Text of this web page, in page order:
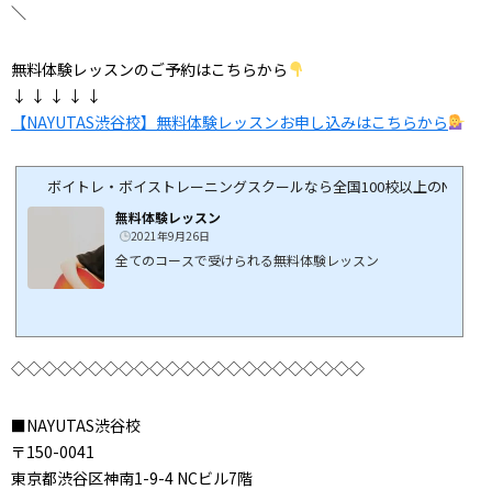
＼
無料体験レッスンのご予約はこちらから
↓ ↓ ↓ ↓ ↓
【NAYUTAS渋谷校】無料体験レッスンお申し込みはこちらから
ボイトレ・ボイストレーニングスクールなら全国100校以上の
無料体験レッスン
2021年9月26日
全てのコースで受けられる無料体験レッスン
◇◇◇◇◇◇◇◇◇◇◇◇◇◇◇◇◇◇◇◇◇◇◇
■NAYUTAS渋谷校
〒150-0041
東京都渋谷区神南1-9-4 NCビル7階